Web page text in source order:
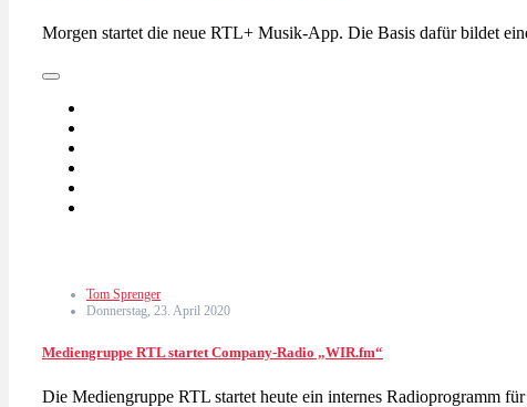
Morgen startet die neue RTL+ Musik-App. Die Basis dafür bildet
Tom Sprenger
Donnerstag, 23. April 2020
Mediengruppe RTL startet Company-Radio „WIR.fm“
Die Mediengruppe RTL startet heute ein internes Radioprogramm